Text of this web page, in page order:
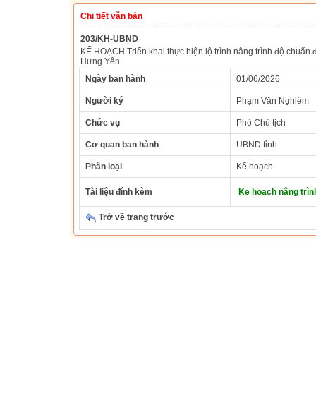
Chi tiết văn bản
203/KH-UBND
KẾ HOẠCH Triển khai thực hiện lộ trình nâng trình độ
Hưng Yên
Ngày ban hành
01/06/2026
Người ký Phạm Văn Nghiêm
Chức vụ Phó Chủ tịch
Cơ quan ban hành UBND tỉnh
Phân loại Kế hoạch
Tài liệu đính kèm Ke hoach nâng
Trở về trang trước